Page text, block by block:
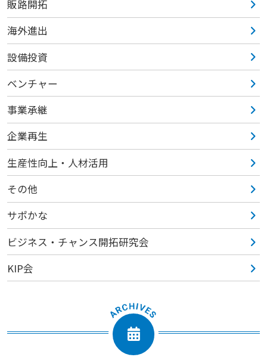
販路開拓
海外進出
設備投資
ベンチャー
事業承継
企業再生
生産性向上・人材活用
その他
サポかな
ビジネス・チャンス開拓研究会
KIP会